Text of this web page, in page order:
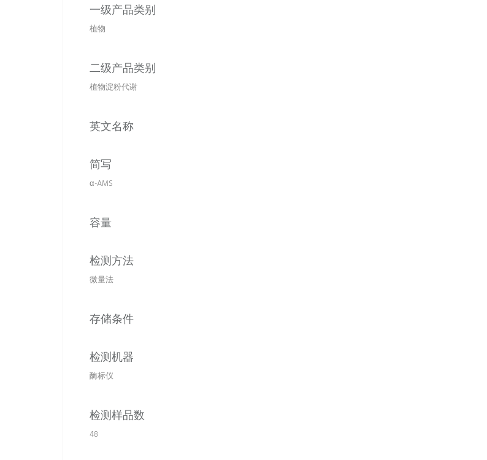
一级产品类别
植物
二级产品类别
植物淀粉代谢
英文名称
简写
α-AMS
容量
检测方法
微量法
存储条件
检测机器
酶标仪
检测样品数
48